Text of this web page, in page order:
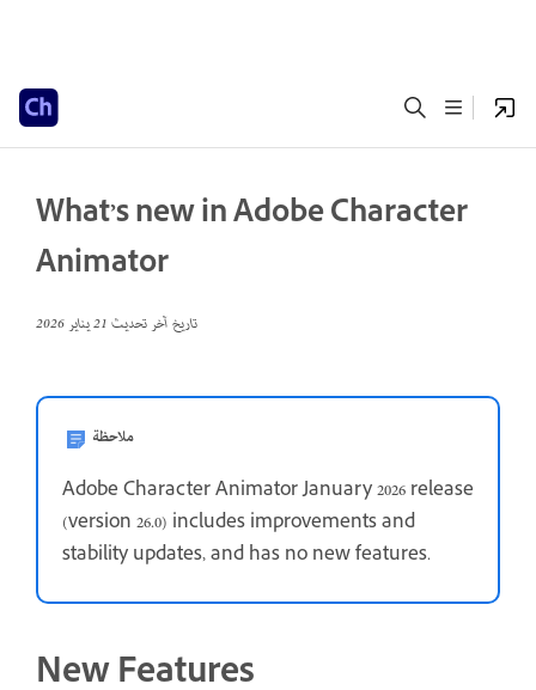
What’s new in Adobe Character
Animator
تاريخ آخر تحديث21 يناير 2026
ملاحظة
Adobe Character Animator January 2026 release
(version 26.0) includes improvements and
stability updates, and has no new features.
New Features